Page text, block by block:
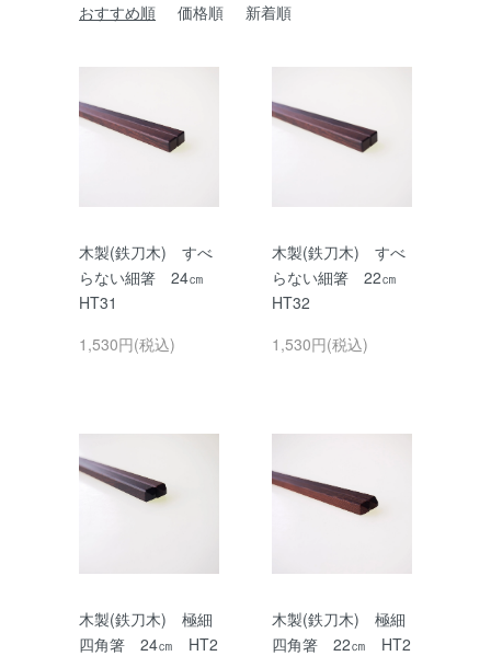
おすすめ順
価格順 新着順
木製(鉄刀木) すべ
らない細箸 24㎝
HT31
1,530円(税込)
木製(鉄刀木) すべ
らない細箸 22㎝
HT32
1,530円(税込)
木製(鉄刀木) 極細
四角箸 24㎝ HT2
木製(鉄刀木) 極細
四角箸 22㎝ HT2